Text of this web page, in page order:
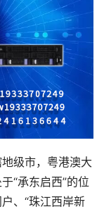
级市，粤港澳大
“承东启西”的位
、“珠江西岸新